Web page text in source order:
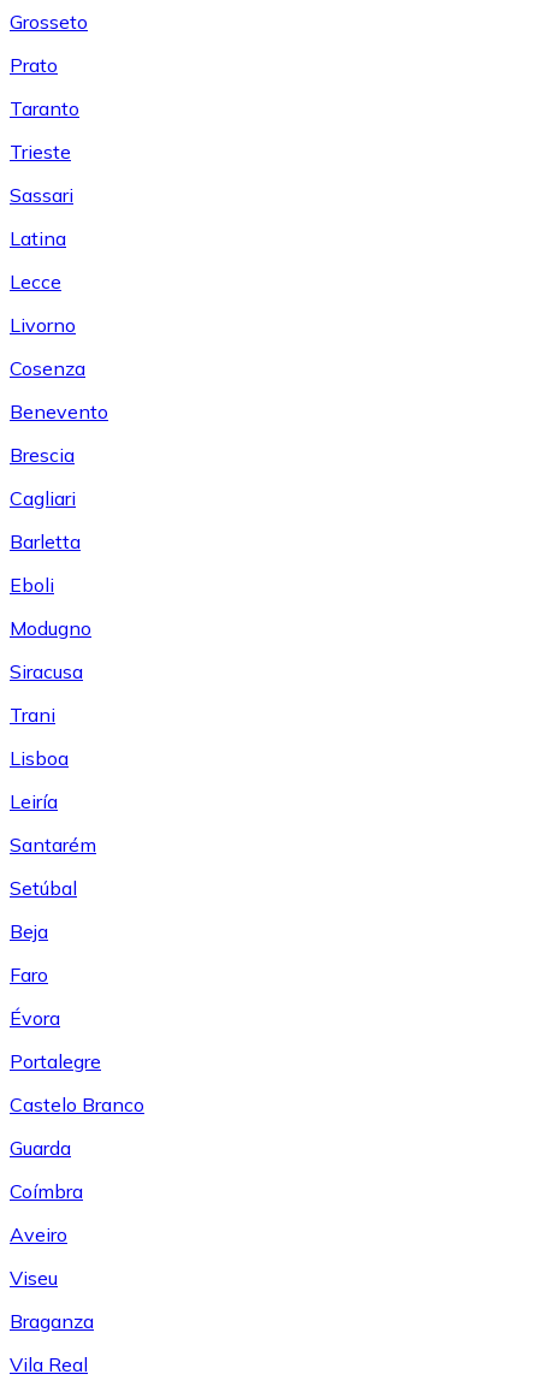
Grosseto
Prato
Taranto
Trieste
Sassari
Latina
Lecce
Livorno
Cosenza
Benevento
Brescia
Cagliari
Barletta
Eboli
Modugno
Siracusa
Trani
Lisboa
Leiría
Santarém
Setúbal
Beja
Faro
Évora
Portalegre
Castelo Branco
Guarda
Coímbra
Aveiro
Viseu
Braganza
Vila Real